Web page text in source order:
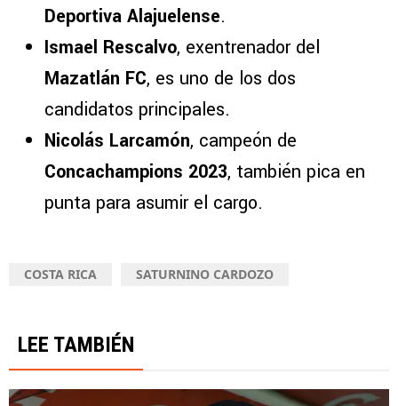
Deportiva Alajuelense.
Ismael Rescalvo, exentrenador del
Mazatlán FC, es uno de los dos
candidatos principales.
Nicolás Larcamón, campeón de
Concachampions 2023, también pica en
punta para asumir el cargo.
COSTA RICA SATURNINO CARDOZO
LEE TAMBIÉN